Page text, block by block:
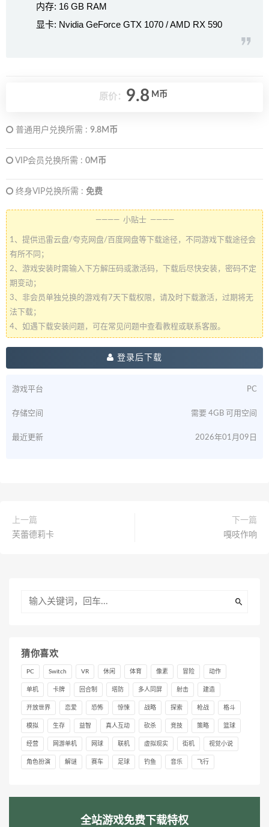
内存: 16 GB RAM
显卡: Nvidia GeForce GTX 1070 / AMD RX 590
原价： 9.8 M币
普通用户兑换所需 : 9.8M币
VIP会员兑换所需 : 0M币
终身VIP兑换所需 : 免费
———— 小贴士 ————
1、提供迅雷云盘/夸克网盘/百度网盘等下载途径，不同游戏下载途径会
有所不同；
2、游戏安装时需输入下方解压码或激活码，下载后尽快安装，密码不定
期变动；
3、非会员单独兑换的游戏有7天下载权限，请及时下载激活，过期将无
法下载；
4、如遇下载安装问题，可在常见问题中查看教程或联系客服。
登录后下载
游戏平台 PC
存储空间 需要 4GB 可用空间
最近更新 2026年01月09日
上一篇
芙蕾德莉卡
下一篇
嘎吱作响
猜你喜欢
PC Switch VR 休闲 体育 像素 冒险 动作
单机 卡牌 回合制 塔防 多人同屏 射击 建造
开放世界 恋爱 恐怖 惊悚 战略 探索 枪战 格斗
模拟 生存 益智 真人互动 砍杀 竞技 策略 篮球
经营 网游单机 网球 联机 虚拟现实 街机 视觉小说
角色扮演 解谜 赛车 足球 钓鱼 音乐 飞行
全站游戏免费下载特权